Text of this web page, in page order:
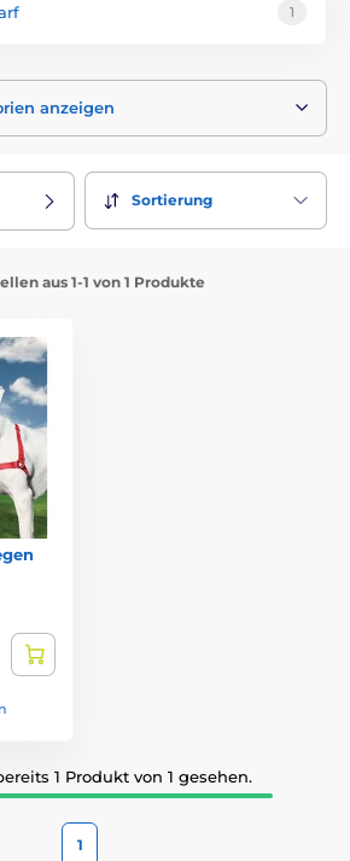
1
anzeigen
Sortierung
aus 1-1 von 1 Produkte
1 Produkt von 1 gesehen.
1